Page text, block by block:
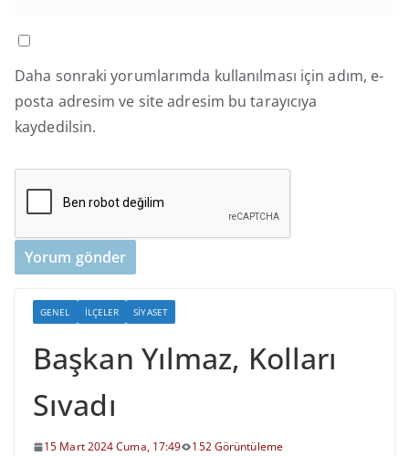
Daha sonraki yorumlarımda kullanılması için adım, e-
posta adresim ve site adresim bu tarayıcıya
kaydedilsin.
GENEL İLÇELER SIYASET
Başkan Yılmaz, Kolları
Sıvadı
15 Mart 2024 Cuma, 17:49 152 Görüntüleme